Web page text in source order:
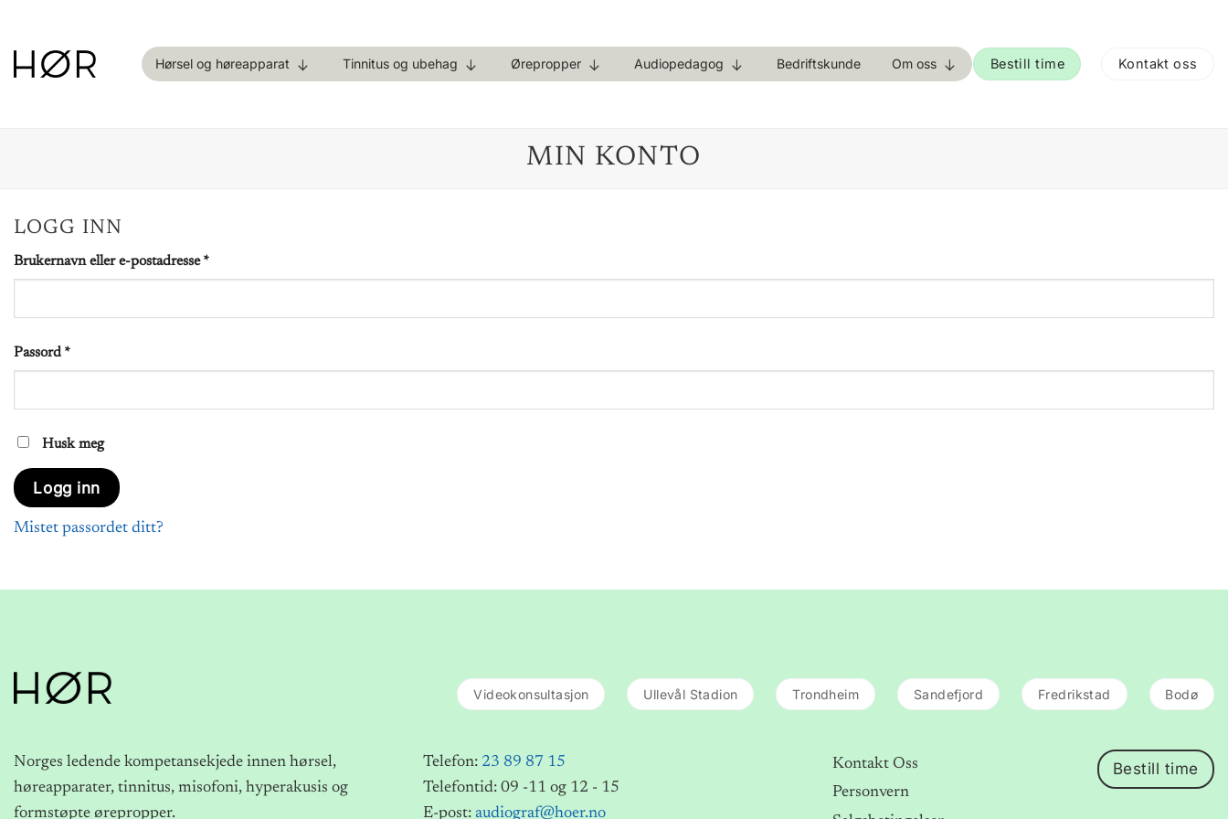
content
Hørsel og høreapparat Tinnitus og ubehag Ørepropper Audiopedagog Bedriftskunde Om oss Bestill time Kontakt oss
MIN KONTO
LOGG INN
Brukernavn eller e-postadresse*Påkrevd
Passord *Påkrevd
Husk meg
Logg inn
Mistet passordet ditt?
Videokonsultasjon Ullevål Stadion Trondheim Sandefjord Fredrikstad Bodø
Norges ledende kompetansekjede innen hørsel,
høreapparater, tinnitus, misofoni, hyperakusis og
formstøpte ørepropper.
Telefon: 23 89 87 15
Telefontid: 09 -11 og 12 - 15
E-post: audiograf@hoer.no
Kontakt Oss
Personvern
Bestill time